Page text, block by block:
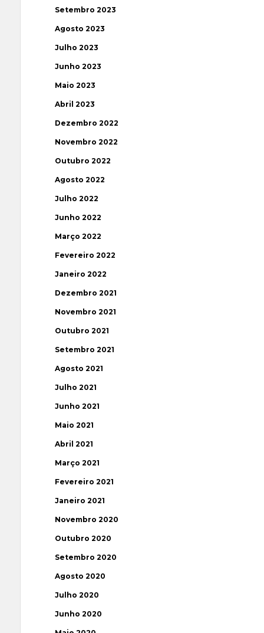
Setembro 2023
Agosto 2023
Julho 2023
Junho 2023
Maio 2023
Abril 2023
Dezembro 2022
Novembro 2022
Outubro 2022
Agosto 2022
Julho 2022
Junho 2022
Março 2022
Fevereiro 2022
Janeiro 2022
Dezembro 2021
Novembro 2021
Outubro 2021
Setembro 2021
Agosto 2021
Julho 2021
Junho 2021
Maio 2021
Abril 2021
Março 2021
Fevereiro 2021
Janeiro 2021
Novembro 2020
Outubro 2020
Setembro 2020
Agosto 2020
Julho 2020
Junho 2020